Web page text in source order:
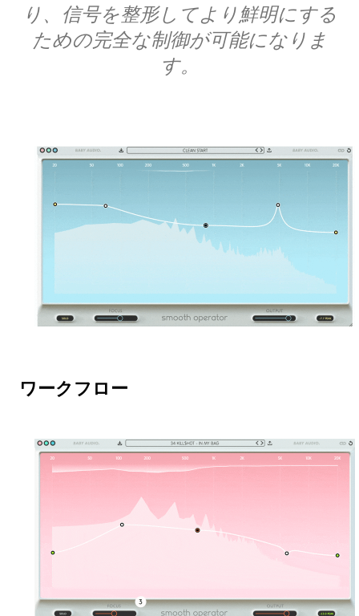
り、信号を整形してより鮮明にする
ための完全な制御が可能になりま
す。
ワークフロー